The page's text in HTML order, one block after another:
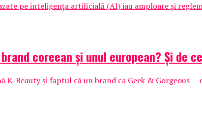
pe inteligența artificială (AI) iau amploare și
coreean și unul european? Și de
K-Beauty și faptul că un brand ca Geek & Gorgeous —